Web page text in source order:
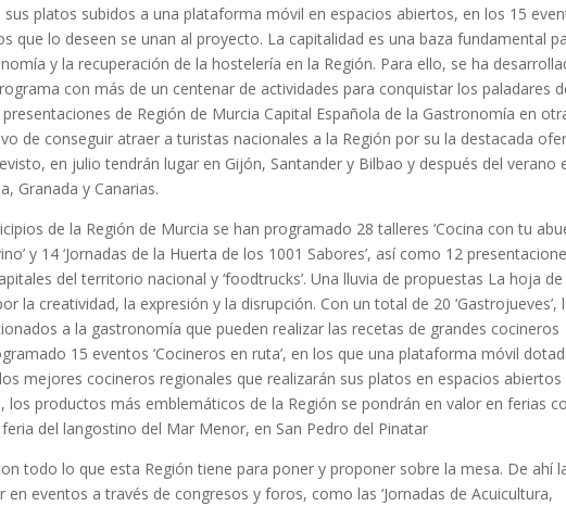
sus platos subidos a una plataforma móvil en espacios abiertos, en los 15
que lo deseen se unan al proyecto. La capitalidad es una baza fundamental
y la recuperación de la hostelería en la Región. Para ello, se ha
con más de un centenar de actividades para conquistar los paladares
de Región de Murcia Capital Española de la Gastronomía en
de conseguir atraer a turistas nacionales a la Región por su la destacada
en julio tendrán lugar en Gijón, Santander y Bilbao y después del verano
Granada y Canarias.
de la Región de Murcia se han programado 28 talleres ‘Cocina con tu
y 14 ‘Jornadas de la Huerta de los 1001 Sabores’, así como 12
del territorio nacional y ‘foodtrucks’. Una lluvia de propuestas La hoja
la creatividad, la expresión y la disrupción. Con un total de 20 ‘Gastrojueves’,
a la gastronomía que pueden realizar las recetas de grandes cocineros
15 eventos ‘Cocineros en ruta’, en los que una plataforma móvil
mejores cocineros regionales que realizarán sus platos en espacios abiertos
los productos más emblemáticos de la Región se pondrán en valor en ferias
feria del langostino del Mar Menor, en San Pedro del Pinatar
todo lo que esta Región tiene para poner y proponer sobre la mesa. De ahí
eventos a través de congresos y foros, como las ‘Jornadas de Acuicultura,